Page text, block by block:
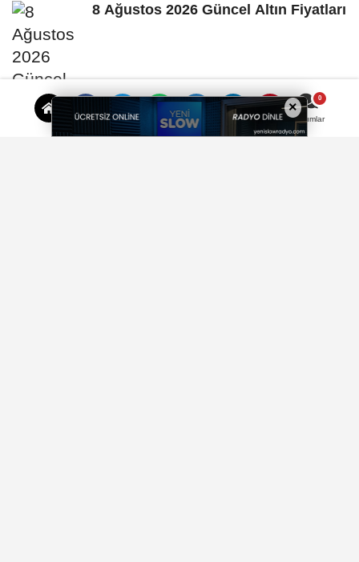
Yorumlar
8 Ağustos 2026 Güncel Altın Fiyatları
×